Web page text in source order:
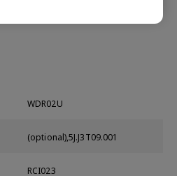
WDR02U
(optional),5J.J3T09.001
RCI023